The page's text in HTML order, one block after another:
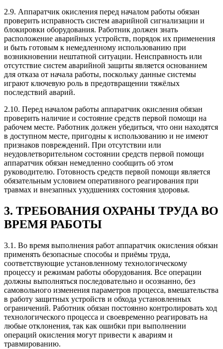
2.9. Аппаратчик окисления перед началом работы обязан
проверить исправность систем аварийной сигнализации и
блокировки оборудования. Работник должен знать
расположение аварийных устройств, порядок их применения
и быть готовым к немедленному использованию при
возникновении нештатной ситуации. Неисправность или
отсутствие систем аварийной защиты является основанием
для отказа от начала работы, поскольку данные системы
играют ключевую роль в предотвращении тяжёлых
последствий аварий.
2.10. Перед началом работы аппаратчик окисления обязан
проверить наличие и состояние средств первой помощи на
рабочем месте. Работник должен убедиться, что они находятся
в доступном месте, пригодны к использованию и не имеют
признаков повреждений. При отсутствии или
неудовлетворительном состоянии средств первой помощи
аппаратчик обязан немедленно сообщить об этом
руководителю. Готовность средств первой помощи является
обязательным условием оперативного реагирования при
травмах и внезапных ухудшениях состояния здоровья.
3. ТРЕБОВАНИЯ ОХРАНЫ ТРУДА ВО
ВРЕМЯ РАБОТЫ
3.1. Во время выполнения работ аппаратчик окисления обязан
применять безопасные способы и приёмы труда,
соответствующие установленному технологическому
процессу и режимам работы оборудования. Все операции
должны выполняться последовательно и осознанно, без
самовольного изменения параметров процесса, вмешательства
в работу защитных устройств и обхода установленных
ограничений. Работник обязан постоянно контролировать ход
технологического процесса и своевременно реагировать на
любые отклонения, так как ошибки при выполнении
операций окисления могут привести к авариям и
травмированию.